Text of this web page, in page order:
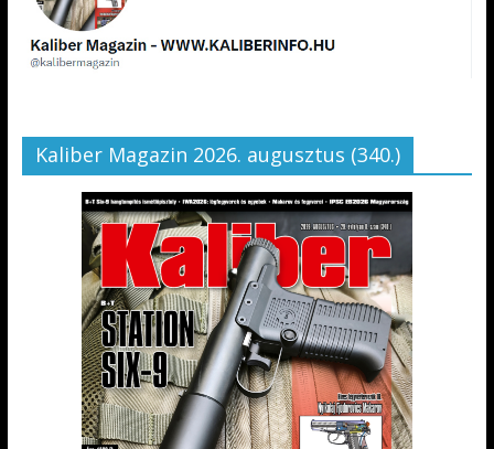
Kaliber Magazin 2026. augusztus (340.)